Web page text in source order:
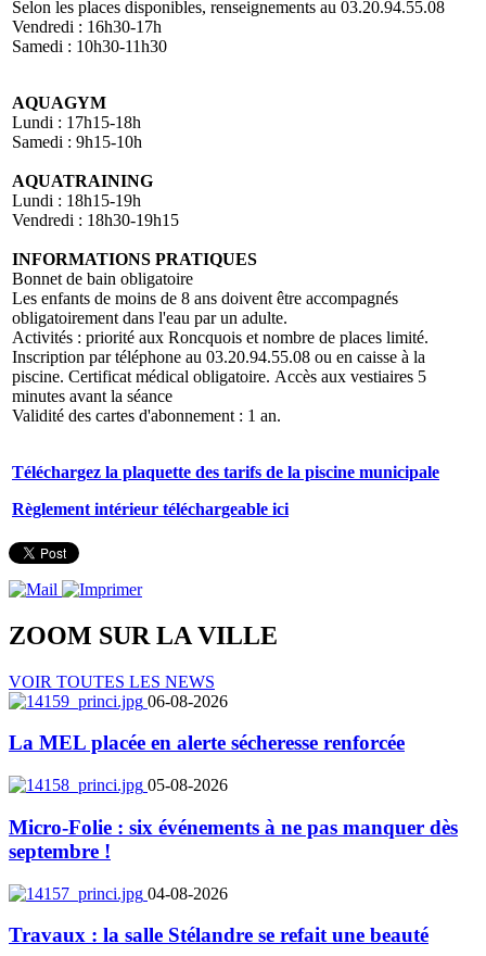
Selon les places disponibles, renseignements au 03.20.94.55.08
Vendredi : 16h30-17h
Samedi : 10h30-11h30
AQUAGYM
Lundi : 17h15-18h
Samedi : 9h15-10h
AQUATRAINING
Lundi : 18h15-19h
Vendredi : 18h30-19h15
INFORMATIONS PRATIQUES
Bonnet de bain obligatoire
Les enfants de moins de 8 ans doivent être accompagnés
obligatoirement dans l'eau par un adulte.
Activités : priorité aux Roncquois et nombre de places limité.
Inscription par téléphone au 03.20.94.55.08 ou en caisse à la
piscine. Certificat médical obligatoire. Accès aux vestiaires 5
minutes avant la séance
Validité des cartes d'abonnement : 1 an.
Téléchargez la plaquette des tarifs de la piscine municipale
Règlement intérieur téléchargeable ici
ZOOM SUR LA VILLE
VOIR TOUTES LES NEWS
06-08-2026
La MEL placée en alerte sécheresse renforcée
05-08-2026
Micro-Folie : six événements à ne pas manquer dès
septembre !
04-08-2026
Travaux : la salle Stélandre se refait une beauté